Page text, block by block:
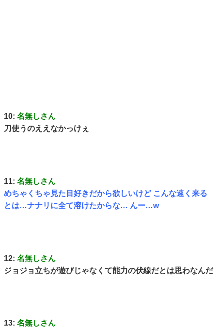
10: 名無しさん
刀使うのええなかっけぇ
11: 名無しさん
めちゃくちゃ見た目好きだから欲しいけど こんな速く来る
とは…ナナリに全て溶けたからな… んー…w
12: 名無しさん
ジョジョ立ちが遊びじゃなくて能力の伏線だとは思わなんだ
13: 名無しさん